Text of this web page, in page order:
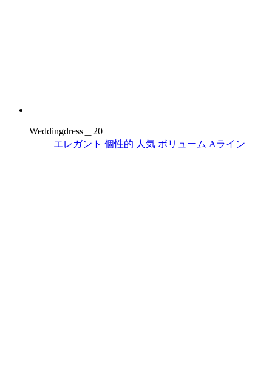
Weddingdress＿20
エレガント 個性的 人気 ボリューム Aライン